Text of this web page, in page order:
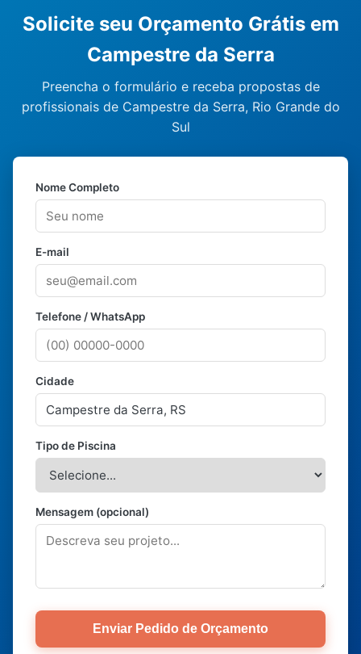
Solicite seu Orçamento Grátis em
Campestre da Serra
Preencha o formulário e receba propostas de
profissionais de Campestre da Serra, Rio Grande do
Sul
Nome Completo
E-mail
Telefone / WhatsApp
Cidade
Tipo de Piscina
Mensagem (opcional)
Enviar Pedido de Orçamento